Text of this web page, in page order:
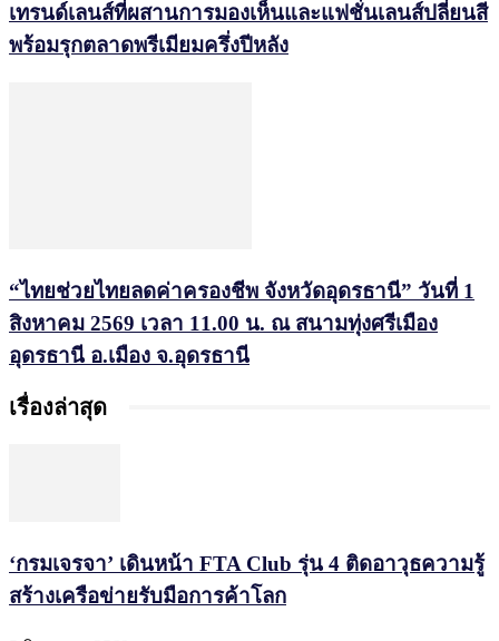
เทรนด์เลนส์ที่ผสานการมองเห็นและแฟชั่นเลนส์ปลี่ยนสี
พร้อมรุกตลาดพรีเมียมครึ่งปีหลัง
“ไทยช่วยไทยลดค่าครองชีพ จังหวัดอุดรธานี” วันที่ 1
สิงหาคม 2569 เวลา 11.00 น. ณ สนามทุ่งศรีเมือง
อุดรธานี อ.เมือง จ.อุดรธานี
เรื่องล่าสุด
‘กรมเจรจา’ เดินหน้า FTA Club รุ่น 4 ติดอาวุธความรู้
สร้างเครือข่ายรับมือการค้าโลก